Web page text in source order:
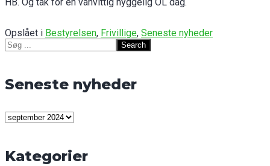
Opslået i Bestyrelsen, Frivillige, Seneste nyheder
Search
for:
Seneste nyheder
Seneste
Kategorier